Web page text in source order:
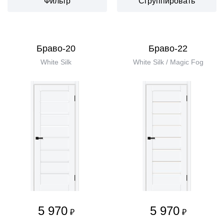
Браво-20
White Silk
5 970 ₽
Браво-22
White Silk / Magic Fog
5 970 ₽